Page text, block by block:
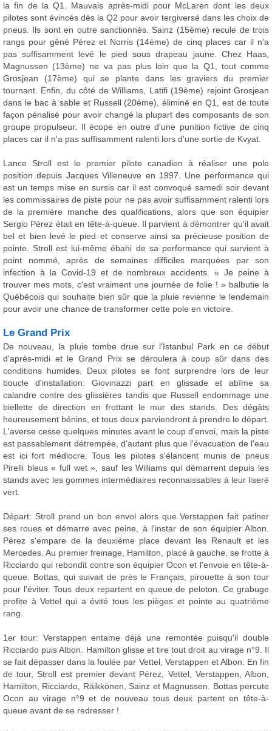
la fin de la Q1. Mauvais après-midi pour McLaren dont les deux
pilotes sont évincés dès la Q2 pour avoir tergiversé dans les choix de
pneus. Ils sont en outre sanctionnés. Sainz (15ème) recule de trois
rangs pour gêné Pérez et Norris (14ème) de cinq places car il n'a
pas suffisamment levé le pied sous drapeau jaune. Chez Haas,
Magnussen (13ème) ne va pas plus loin que la Q1, tout comme
Grosjean (17ème) qui se plante dans les graviers du premier
tournant. Enfin, du côté de Williams, Latifi (19ème) rejoint Grosjean
dans le bac à sable et Russell (20ème), éliminé en Q1, est de toute
façon pénalisé pour avoir changé la plupart des composants de son
groupe propulseur. Il écope en outre d'une punition fictive de cinq
places car il n'a pas suffisamment ralenti lors d'une sortie de Kvyat.
Lance Stroll est le premier pilote canadien à réaliser une pole
position depuis Jacques Villeneuve en 1997. Une performance qui
est un temps mise en sursis car il est convoqué samedi soir devant
les commissaires de piste pour ne pas avoir suffisamment ralenti lors
de la première manche des qualifications, alors que son équipier
Sergio Pérez était en tête-à-queue. Il parvient à démontrer qu'il avait
bel et bien levé le pied et conserve ainsi sa précieuse position de
pointe. Stroll est lui-même ébahi de sa performance qui survient à
point nommé, après de semaines difficiles marquées par son
infection à la Covid-19 et de nombreux accidents. « Je peine à
trouver mes mots, c'est vraiment une journée de folie ! » balbutie le
Québécois qui souhaite bien sûr que la pluie revienne le lendemain
pour avoir une chance de transformer cette pole en victoire.
Le Grand Prix
De nouveau, la pluie tombe drue sur l'Istanbul Park en ce début
d'après-midi et le Grand Prix se déroulera à coup sûr dans des
conditions humides. Deux pilotes se font surprendre lors de leur
boucle d'installation: Giovinazzi part en glissade et abîme sa
calandre contre des glissières tandis que Russell endommage une
biellette de direction en frottant le mur des stands. Des dégâts
heureusement bénins, et tous deux parviendront à prendre le départ.
L'averse cesse quelques minutes avant le coup d'envoi, mais la piste
est passablement détrempée, d'autant plus que l'évacuation de l'eau
est ici fort médiocre. Tous les pilotes s'élancent munis de pneus
Pirelli bleus « full wet », sauf les Williams qui démarrent depuis les
stands avec les gommes intermédiaires reconnaissables à leur liseré
vert.
Départ: Stroll prend un bon envol alors que Verstappen fait patiner
ses roues et démarre avec peine, à l'instar de son équipier Albon.
Pérez s'empare de la deuxième place devant les Renault et les
Mercedes. Au premier freinage, Hamilton, placé à gauche, se frotte à
Ricciardo qui rebondit contre son équipier Ocon et l'envoie en tête-à-
queue. Bottas, qui suivait de près le Français, pirouette à son tour
pour l'éviter. Tous deux repartent en queue de peloton. Ce grabuge
profite à Vettel qui a évité tous les pièges et pointe au quatrième
rang.
1er tour: Verstappen entame déjà une remontée puisqu'il double
Ricciardo puis Albon. Hamilton glisse et tire tout droit au virage n°9. Il
se fait dépasser dans la foulée par Vettel, Verstappen et Albon. En fin
de tour, Stroll est premier devant Pérez, Vettel, Verstappen, Albon,
Hamilton, Ricciardo, Räikkönen, Sainz et Magnussen. Bottas percute
Ocon au virage n°9 et de nouveau tous deux partent en tête-à-
queue avant de se redresser !